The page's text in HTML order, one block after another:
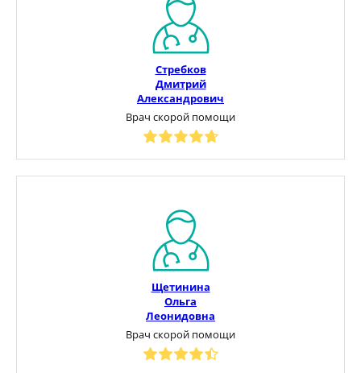
Стребков
Дмитрий
Александрович
Врач скорой помощи
Щетинина
Ольга
Леонидовна
Врач скорой помощи